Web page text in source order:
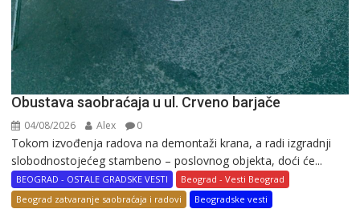
Obustava saobraćaja u ul. Crveno barjače
04/08/2026 Alex 0
Tokom izvođenja radova na demontaži krana, a radi izgradnji
slobodnostojećeg stambeno – poslovnog objekta, doći će...
BEOGRAD - OSTALE GRADSKE VESTI
Beograd - Vesti Beograd
Beograd zatvaranje saobraćaja i radovi
Beogradske vesti